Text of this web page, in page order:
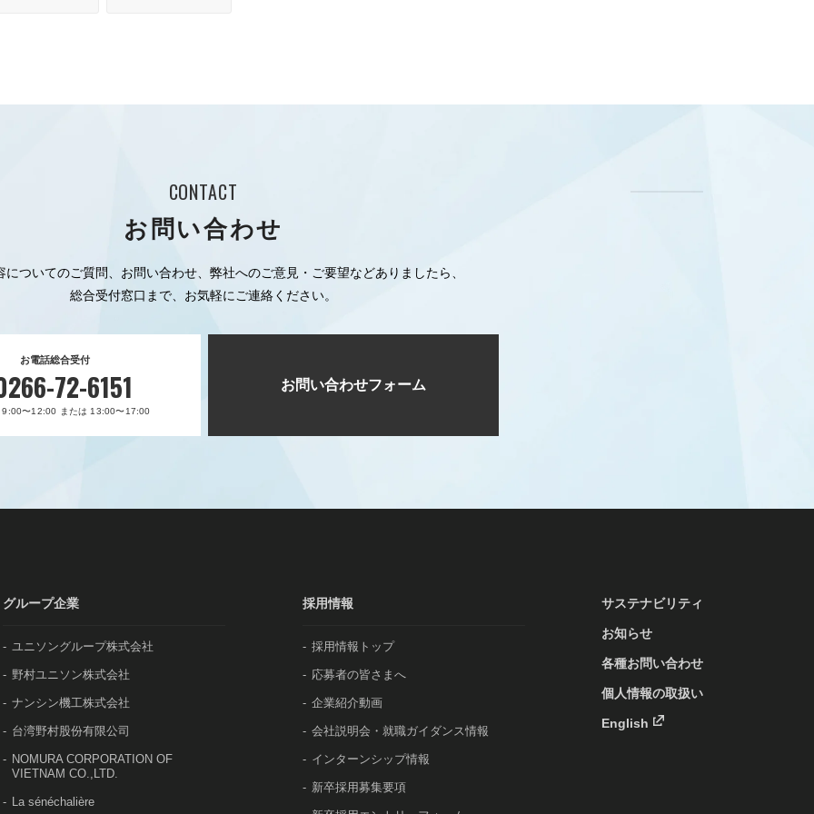
CONTACT
お問い合わせ
についてのご質問、お問い合わせ、弊社へのご意見・ご要望などありましたら、
総合受付窓口まで、お気軽にご連絡ください。
お電話総合受付
72-6151
9:00〜12:00 または 13:00〜17:00
お問い合わせフォーム
グループ企業
ユニソングループ株式会社
野村ユニソン株式会社
ナンシン機工株式会社
台湾野村股份有限公司
NOMURA CORPORATION OF
VIETNAM CO.,LTD.
La sénéchalière
採用情報
採用情報トップ
応募者の皆さまへ
企業紹介動画
会社説明会・就職ガイダンス情報
インターンシップ情報
新卒採用募集要項
サステナビリティ
お知らせ
各種お問い合わせ
個人情報の取扱い
English